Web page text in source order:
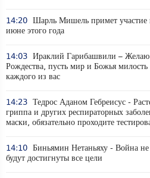
14:20 Шарль Мишель примет участие
июне этого года
14:03 Ираклий Гарибашвили – Желаю
Рождества, пусть мир и Божья
каждого из вас
14:23 Тедрос Аданом Гебреисус -
гриппа и других респираторных
маски, обязательно проходите
14:10 Биньямин Нетаньяху - Война
будут достигнуты все цели